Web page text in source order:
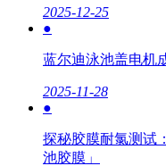
2025-12-25
●
蓝尔迪泳池盖电机
2025-11-28
●
探秘胶膜耐氯测试
池胶膜」